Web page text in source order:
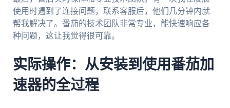
使用时遇到了连接问题，联系客服后，他们几分钟内就
帮我解决了。番茄的技术团队非常专业，能快速响应各
种问题，这让我觉得很可靠。
实际操作：从安装到使用番茄加
速器的全过程